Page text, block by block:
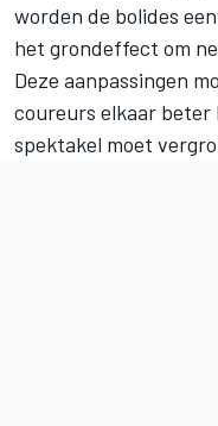
worden de bolides
het grondeffect om
Deze aanpassingen
coureurs elkaar
spektakel moet